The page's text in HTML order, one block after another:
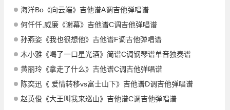
海洋Bo《向云端》吉他谱A调吉他弹唱谱
何仟仟,威廉《谢幕》吉他谱C调吉他弹唱谱
孙燕姿《我也很想他》吉他谱F调吉他弹唱谱
木小雅《喝了一口星光酒》简谱C调钢琴谱单音独奏谱
黄丽玲《拿走了什么》吉他谱C调吉他弹唱谱
陈奕迅《 爱情转移vs富士山下》吉他谱D调吉他弹唱谱
赵英俊《大王叫我来巡山》吉他谱C调吉他弹唱谱